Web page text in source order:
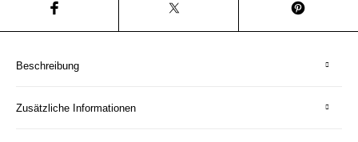
Beschreibung
Zusätzliche Informationen